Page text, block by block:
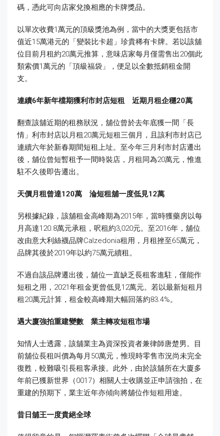
碼，憑此可向店家兌換相應的卡牌獎品。
以單次收費1萬元的頂級獎池為例，當中的大獎更包括市
值近15萬港元的「變裝比卡超」珍貴稀有卡牌。若以該舖
位目前月租約20萬元推算，意味店家每月僅需售出20個此
類索價1萬元的「頂級福袋」，便足以全數抵銷租金開
支。
連續6年新年檔期獲利市封店短租 近期月租企穩20萬
翻查該舖近期的租務狀況，舖位曾於去年底獲一間「長
情」利市封店以月租20萬元短租三個月，且該利市封店已
連續六年於新春期間短租上址。至今年三月利市封店遷出
後，舖位曾短暫租予一間時裝店，月租同為20萬元，惟進
駐不久後即告遷出。
天價月租曾達120萬 淪短租舖一度低見12萬
另根據紀錄，該舖租金高峰期為2015年，當時獲藥房以每
月高達120.8萬元承租，呎租約3,020元。至2016年，舖位
改由意大利絲襪品牌Calzedonia租用，月租挫至65萬元，
品牌其後於2019年以約75萬元續租。
不過自該品牌遷出後，舖位一直缺乏長租客進駐，僅能作
短租之用，2021年租金更曾低見12萬元。若以最新短租月
租20萬元計算，租金較高峰期大幅回落約83.4%。
遇大廈強拍重建變數 業主轉攻短租市場
知情人士透露，該舖業主為資深投資者兼律師唐楚男。目
前舖位長租叫價為每月50萬元，惟現時零售市況尚未完全
復甦，較難吸引長租客承接。此外，由於該舖所在大廈多
年前已獲新世界（0017）相關人士收購並正申請強拍，在
重建的預期下，業主近年亦傾向將舖位作短租用途。
昔日舖王一度貴絕全球